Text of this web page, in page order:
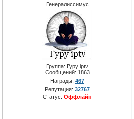
Генералиссимус
Группа: Гуру iptv
Сообщений: 1863
Награды: 467
Репутация: 32767
Статус: Оффлайн